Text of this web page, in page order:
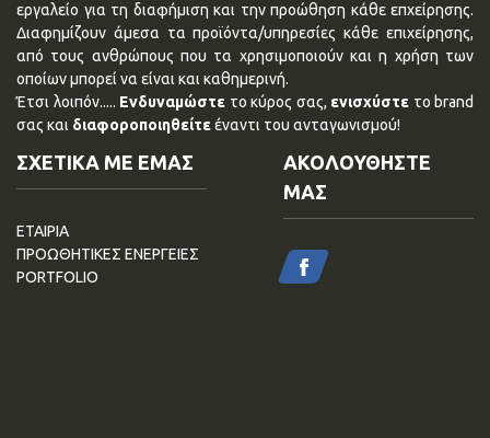
εργαλείο για τη διαφήμιση και την προώθηση κάθε επχείρησης.
Διαφημίζουν άμεσα τα προϊόντα/υπηρεσίες κάθε επιχείρησης,
από τους ανθρώπους που τα χρησιμοποιούν και η χρήση των
οποίων μπορεί να είναι και καθημερινή.
Έτσι λοιπόν..... Ενδυναμώστε το κύρος σας, ενισχύστε το brand
σας και διαφοροποιηθείτεέναντι του ανταγωνισμού!
ΣΧΕΤΙΚΑ ΜΕ ΕΜΑΣ
ΕΤΑΙΡΙΑ
ΠΡΟΩΘΗΤΙΚΕΣ ΕΝΕΡΓΕΙΕΣ
PORTFOLIO
ΑΚΟΛΟΥΘΗΣΤΕ
ΜΑΣ